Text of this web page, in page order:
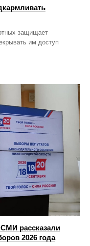
защищает
им доступ
рассказали
2026 года